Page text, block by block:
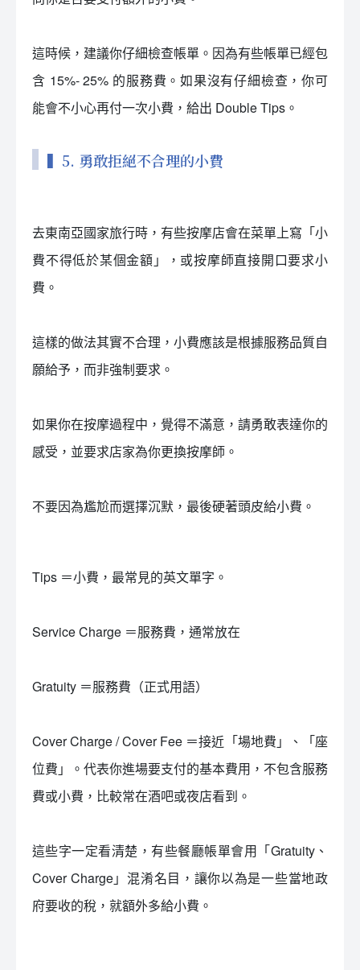
這時候，建議你仔細檢查帳單。因為有些帳單已經包
含 15%- 25% 的服務費。如果沒有仔細檢查，你可
能會不小心再付一次小費，給出 Double Tips。
▍5. 勇敢拒絕不合理的小費
去東南亞國家旅行時，有些按摩店會在菜單上寫「小
費不得低於某個金額」，或按摩師直接開口要求小
費。
這樣的做法其實不合理，小費應該是根據服務品質自
願給予，而非強制要求。
如果你在按摩過程中，覺得不滿意，請勇敢表達你的
感受，並要求店家為你更換按摩師。
不要因為尷尬而選擇沉默，最後硬著頭皮給小費。
Tips ＝小費，最常見的英文單字。
Service Charge ＝服務費，通常放在
Gratuity ＝服務費（正式用語）
Cover Charge / Cover Fee ＝接近「場地費」、「座
位費」。代表你進場要支付的基本費用，不包含服務
費或小費，比較常在酒吧或夜店看到。
這些字一定看清楚，有些餐廳帳單會用「Gratuity、
Cover Charge」混淆名目，讓你以為是一些當地政
府要收的稅，就額外多給小費。